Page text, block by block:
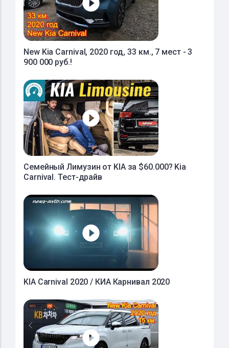
New Kia Carnival, 2020 год, 33 км., 7 мест - 3
900 000 руб.!
Семейный Лимузин от KIA за $60.000? Kia
Carnival. Тест-драйв
KIA Carnival 2020 / КИА Карнивал 2020